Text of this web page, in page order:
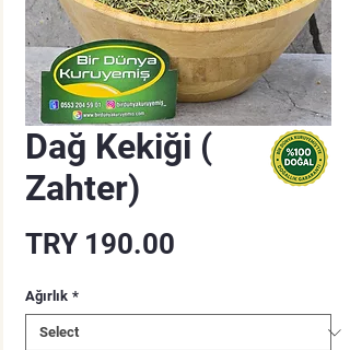
Dağ Kekiği (
Zahter)
TRY 190.00
Ağırlık *